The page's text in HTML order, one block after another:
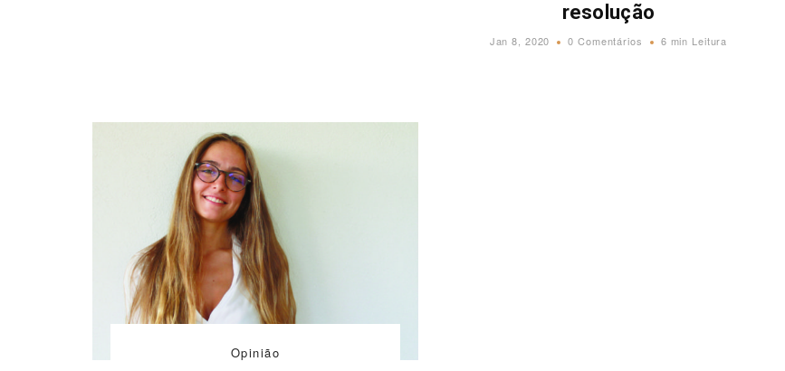
resolução
Jan 8, 2020 0 Comentários 6 min Leitura
Opinião